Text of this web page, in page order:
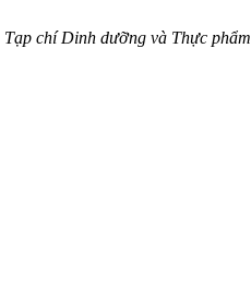
Tạp chí Dinh dưỡng và Thực phẩm